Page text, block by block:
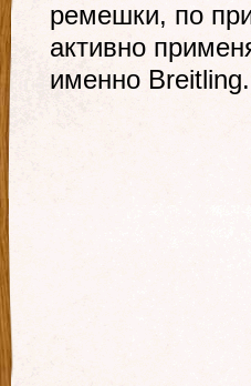
ремешки, по
активно
именно Breitling.